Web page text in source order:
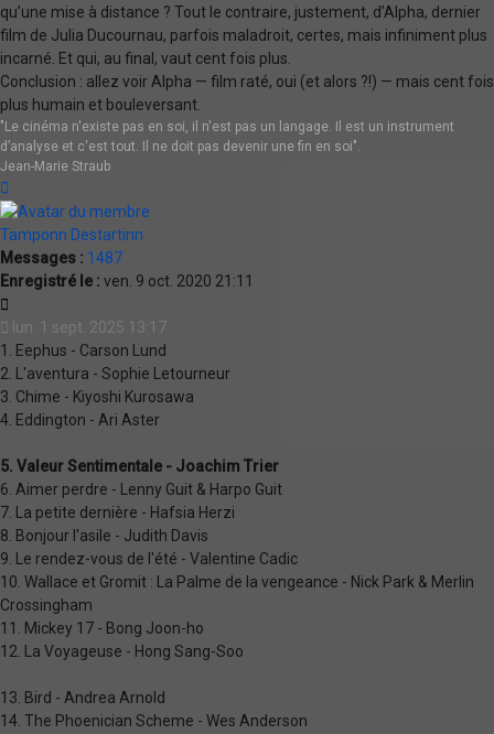
qu’une mise à distance ? Tout le contraire, justement, d’Alpha, dernier
film de Julia Ducournau, parfois maladroit, certes, mais infiniment plus
incarné. Et qui, au final, vaut cent fois plus.
Conclusion : allez voir Alpha — film raté, oui (et alors ?!) — mais cent fois
plus humain et bouleversant.
"Le cinéma n'existe pas en soi, il n'est pas un langage. Il est un instrument
d’analyse et c'est tout. Il ne doit pas devenir une fin en soi".
Jean-Marie Straub
Tamponn Destartinn
Messages : 1487
Enregistré le : ven. 9 oct. 2020 21:11
lun. 1 sept. 2025 13:17
1. Eephus - Carson Lund
2. L'aventura - Sophie Letourneur
3. Chime - Kiyoshi Kurosawa
4. Eddington - Ari Aster
5. Valeur Sentimentale - Joachim Trier
6. Aimer perdre - Lenny Guit & Harpo Guit
7. La petite dernière - Hafsia Herzi
8. Bonjour l'asile - Judith Davis
9. Le rendez-vous de l'été - Valentine Cadic
10. Wallace et Gromit : La Palme de la vengeance - Nick Park & Merlin
Crossingham
11. Mickey 17 - Bong Joon-ho
12. La Voyageuse - Hong Sang-Soo
13. Bird - Andrea Arnold
14. The Phoenician Scheme - Wes Anderson